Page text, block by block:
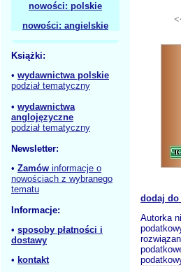
nowości: polskie
nowości: angielskie
Książki:
• wydawnictwa polskie
podział tematyczny
• wydawnictwa
anglojęzyczne
podział tematyczny
Newsletter:
• Zamów informacje o
nowościach z wybranego
tematu
Informacje:
• sposoby płatności i
dostawy
• kontakt
dodaj do
Autorka